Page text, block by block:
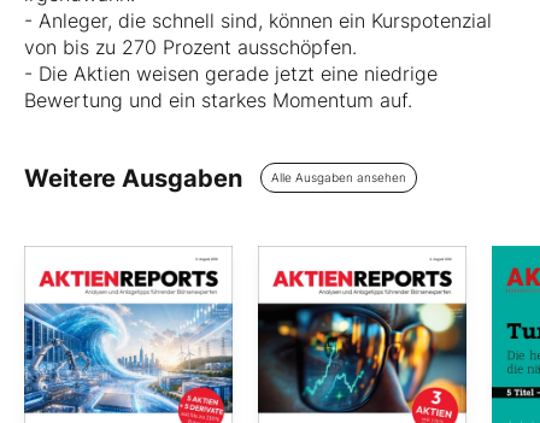
- Anleger, die schnell sind, können ein Kurspotenzial
von bis zu 270 Prozent ausschöpfen.
- Die Aktien weisen gerade jetzt eine niedrige
Bewertung und ein starkes Momentum auf.
Weitere Ausgaben Alle Ausgaben ansehen